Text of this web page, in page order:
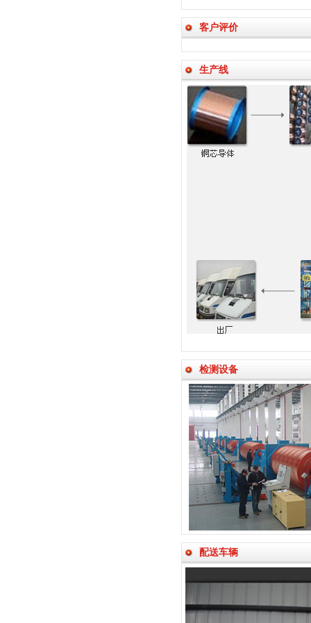
客户评价
生产线
检测设备
配送车辆